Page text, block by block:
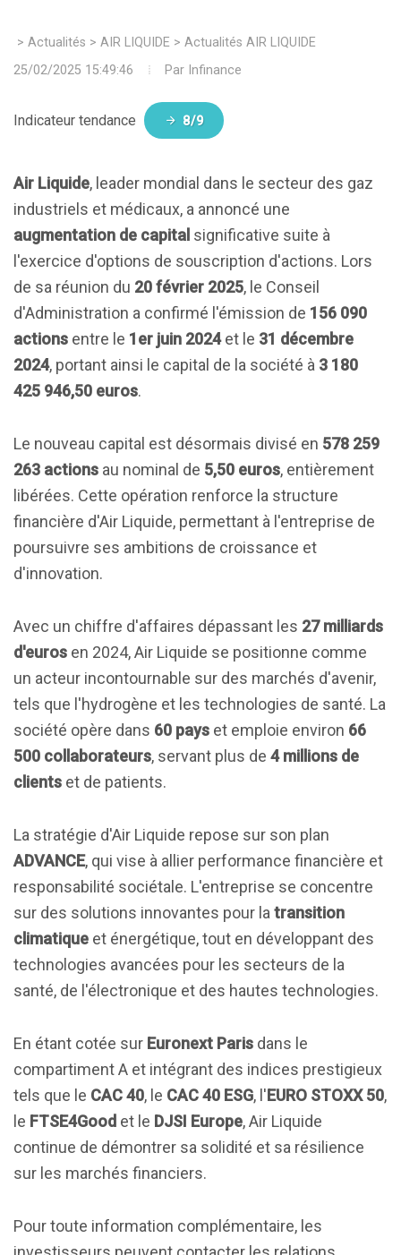
> Actualités > AIR LIQUIDE > Actualités AIR LIQUIDE
25/02/2025 15:49:46
Par Infinance
Indicateur tendance 8/9
Air Liquide, leader mondial dans le secteur des gaz
industriels et médicaux, a annoncé une
augmentation de capital significative suite à
l'exercice d'options de souscription d'actions. Lors
de sa réunion du 20 février 2025, le Conseil
d'Administration a confirmé l'émission de 156 090
actions entre le 1er juin 2024et le 31 décembre
2024, portant ainsi le capital de la société à 3 180
425 946,50 euros.
Le nouveau capital est désormais divisé en 578 259
263 actions au nominal de 5,50 euros, entièrement
libérées. Cette opération renforce la structure
financière d'Air Liquide, permettant à l'entreprise de
poursuivre ses ambitions de croissance et
d'innovation.
Avec un chiffre d'affaires dépassant les 27 milliards
d'euros en 2024, Air Liquide se positionne comme
un acteur incontournable sur des marchés d'avenir,
tels que l'hydrogène et les technologies de santé. La
société opère dans 60 pays et emploie environ 66
500 collaborateurs, servant plus de 4 millions de
clients et de patients.
La stratégie d'Air Liquide repose sur son plan
ADVANCE, qui vise à allier performance financière et
responsabilité sociétale. L'entreprise se concentre
sur des solutions innovantes pour la transition
climatique et énergétique, tout en développant des
technologies avancées pour les secteurs de la
santé, de l'électronique et des hautes technologies.
En étant cotée sur Euronext Paris dans le
compartiment A et intégrant des indices prestigieux
tels que le CAC 40, le CAC 40 ESG, l'EURO STOXX 50,
le FTSE4Good et le DJSI Europe, Air Liquide
continue de démontrer sa solidité et sa résilience
sur les marchés financiers.
Pour toute information complémentaire, les